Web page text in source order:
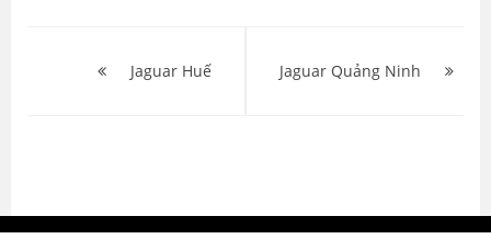
hướng
Jaguar Huế Jaguar Quảng Ninh